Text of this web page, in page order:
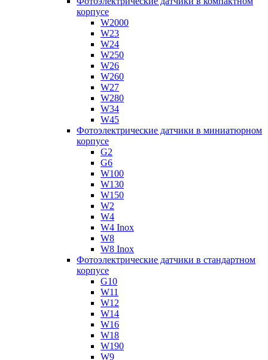
корпусе
W2000
W23
W24
W250
W26
W260
W27
W280
W34
W45
Фотоэлектрические датчики в миниатюрном
корпусе
G2
G6
W100
W130
W150
W2
W4
W4 Inox
W8
W8 Inox
Фотоэлектрические датчики в стандартном
корпусе
G10
W11
W12
W14
W16
W18
W190
W9